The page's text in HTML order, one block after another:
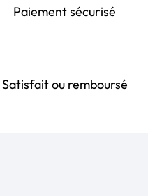
Paiement sécurisé
Satisfait ou remboursé